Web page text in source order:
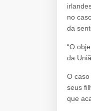
no
da
“O
da
O
seus
que